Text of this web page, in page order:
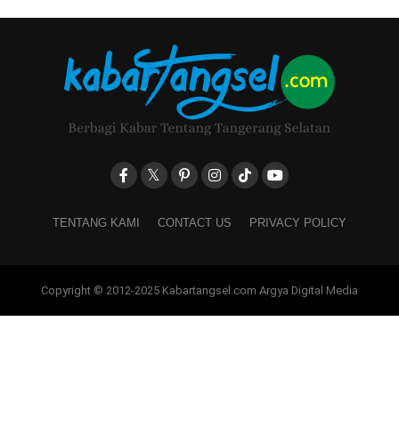
TENTANG KAMI CONTACT US PRIVACY POLICY
Copyright © 2012-2025 Kabartangsel.com Argya Digital Media